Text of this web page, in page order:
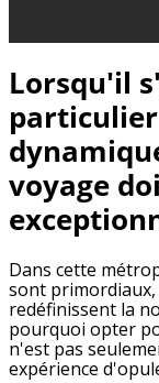
Lorsqu'il
voyage
Dans cette
sont
redéfinissent la
pourquoi opter
n'est pas
expérience